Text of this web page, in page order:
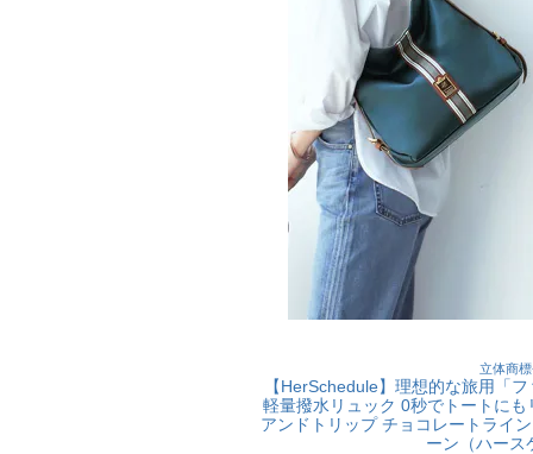
立体商
【HerSchedule】理想的な旅用「
軽量撥水リュック 0秒でトートに
アンドトリップ チョコレートライ
ーン（ハース